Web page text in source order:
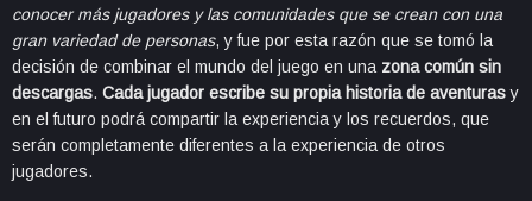
conocer más jugadores y las comunidades que se crean con una
gran variedad de personas, y fue por esta razón que se tomó la
decisión de combinar el mundo del juego en unazona común sin
descargas. Cada jugador escribe su propia historia de aventurasy
en el futuro podrá compartir la experiencia y los recuerdos, que
serán completamente diferentes a la experiencia de otros
jugadores.